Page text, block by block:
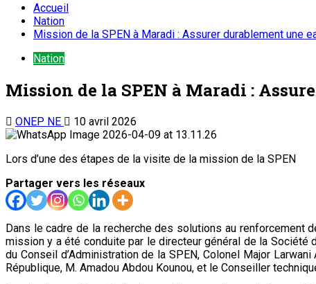
Accueil
Nation
Mission de la SPEN à Maradi : Assurer durablement une
Nation
Mission de la SPEN à Maradi :
ONEP NE 10 avril 2026
Lors d’une des étapes de la visite de la mission de la SPEN
Partager vers les réseaux
Dans le cadre de la recherche des solutions au renforcement
mission y a été conduite par le directeur général de la Société
du Conseil d’Administration de la SPEN, Colonel Major
République, M. Amadou Abdou Kounou, et le Conseiller